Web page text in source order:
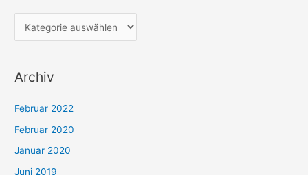
a
e
o
r
i
e
Archiv
Februar 2022
Februar 2020
Januar 2020
Juni 2019